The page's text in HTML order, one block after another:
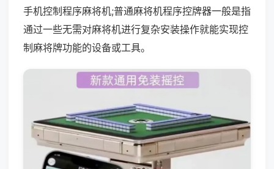
手机控制程序麻将机;普通麻将机程序控牌器一般是指
通过一些无需对麻将机进行复杂安装操作就能实现控
制麻将牌功能的设备或工具。